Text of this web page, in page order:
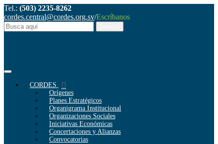
Tel.: (503) 2235-8262
cordes.central@cordes.org.sv/Escríbanos
CORDES
Orígenes
Planes Estratégicos
Organigrama Institucional
Organizaciones Sociales
Iniciativas Económicas
Concertaciones y Alianzas
Convocatorias